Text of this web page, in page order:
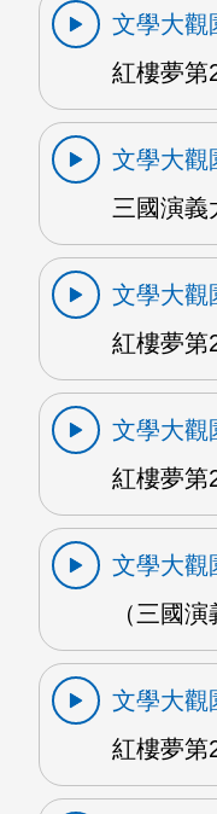
文學大觀
紅樓夢第
文學大觀
三國演義
文學大觀
紅樓夢第
文學大觀
紅樓夢第
文學大觀
（三國
文學大觀
紅樓夢第